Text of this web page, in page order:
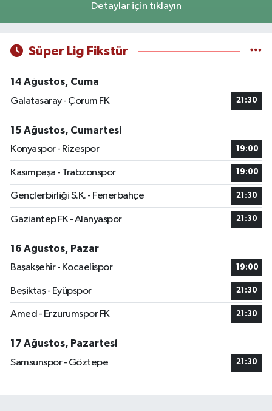
Detaylar için tıklayın
Süper Lig Fikstür
14 Ağustos, Cuma
Galatasaray - Çorum FK
21:30
15 Ağustos, Cumartesi
Konyaspor - Rizespor
19:00
Kasımpaşa - Trabzonspor 19:00
Gençlerbirliği S.K. - Fenerbahçe 21:30
Gaziantep FK - Alanyaspor 21:30
16 Ağustos, Pazar
Başakşehir - Kocaelispor
19:00
Beşiktaş - Eyüpspor 21:30
Amed - Erzurumspor FK 21:30
17 Ağustos, Pazartesi
Samsunspor - Göztepe
21:30